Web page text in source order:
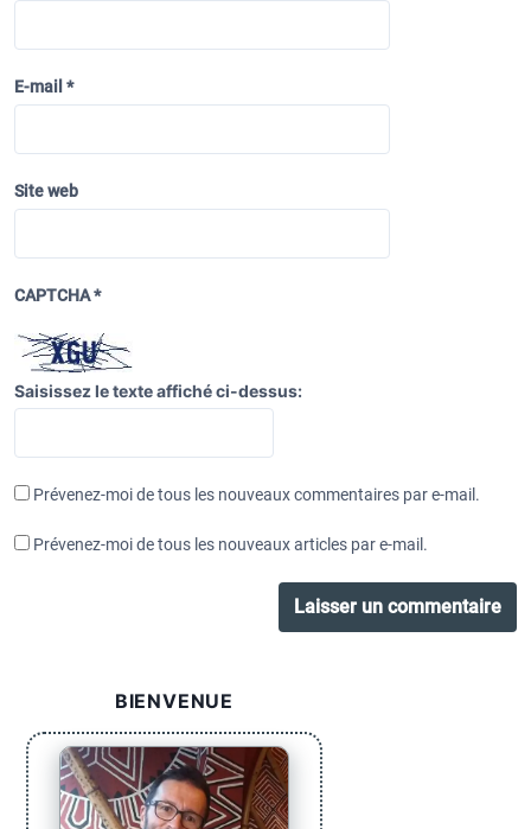
E-mail *
Site web
CAPTCHA*
Saisissez le texte affiché ci-dessus:
Prévenez-moi de tous les nouveaux commentaires par e-mail.
Prévenez-moi de tous les nouveaux articles par e-mail.
BIENVENUE